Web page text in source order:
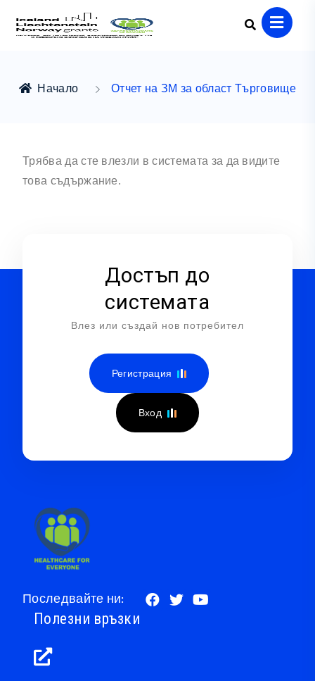
Начало Отчет на ЗМ за област Търговище
Трябва да сте влезли в системата за да видите
това съдържание.
Достъп до
системата
Влез или създай нов потребител
Регистрация
Вход
Последвайте ни:
Полезни връзки